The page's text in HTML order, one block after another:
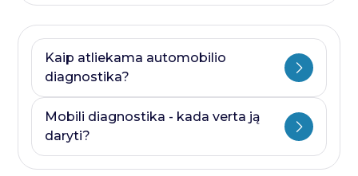
Kaip atliekama automobilio
diagnostika?
Ji visada prasideda nuo kompiuterines
diagnostikos ir baigiasi papildomais
Mobili diagnostika - kada verta ją
daryti?